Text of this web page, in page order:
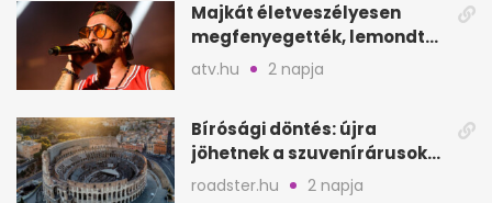
Majkát életveszélyesen
megfenyegették, lemondta
a sepsiszentgyörgyi
atv.hu 2 napja
Bírósági döntés: újra
jöhetnek a szuvenírárusok
Európa ikonikus helyére
roadster.hu 2 napja